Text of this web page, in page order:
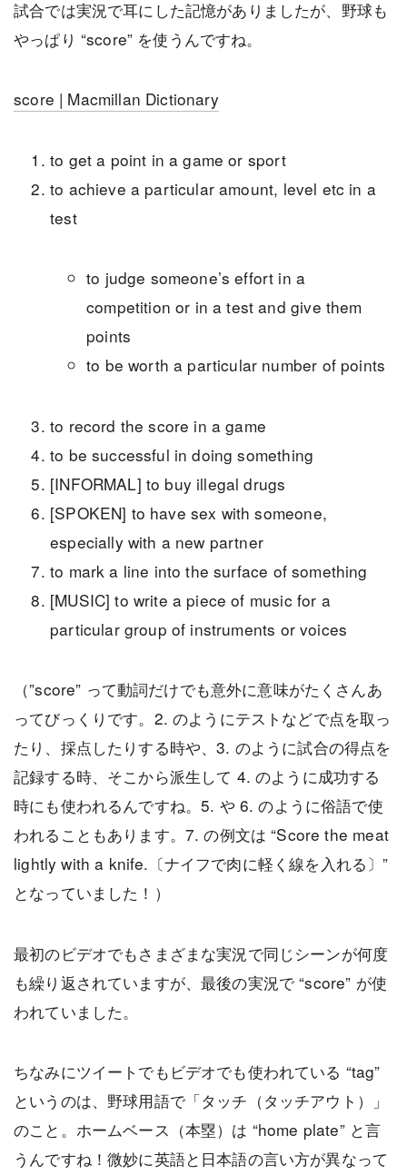
試合では実況で耳にした記憶がありましたが、野球も
やっぱり “score” を使うんですね。
score | Macmillan Dictionary
to get a point in a game or sport
to achieve a particular amount, level etc in a
test
to judge someone’s effort in a
competition or in a test and give them
points
to be worth a particular number of points
to record the score in a game
to be successful in doing something
[INFORMAL] to buy illegal drugs
[SPOKEN] to have sex with someone,
especially with a new partner
to mark a line into the surface of something
[MUSIC] to write a piece of music for a
particular group of instruments or voices
（”score” って動詞だけでも意外に意味がたくさんあ
ってびっくりです。2. のようにテストなどで点を取っ
たり、採点したりする時や、3. のように試合の得点を
記録する時、そこから派生して 4. のように成功する
時にも使われるんですね。5. や 6. のように俗語で使
われることもあります。7. の例文は “Score the meat
lightly with a knife.〔ナイフで肉に軽く線を入れる〕”
となっていました！）
最初のビデオでもさまざまな実況で同じシーンが何度
も繰り返されていますが、最後の実況で “score” が使
われていました。
ちなみにツイートでもビデオでも使われている “tag”
というのは、野球用語で「タッチ（タッチアウト）」
のこと。ホームベース（本塁）は “home plate” と言
うんですね！微妙に英語と日本語の言い方が異なって